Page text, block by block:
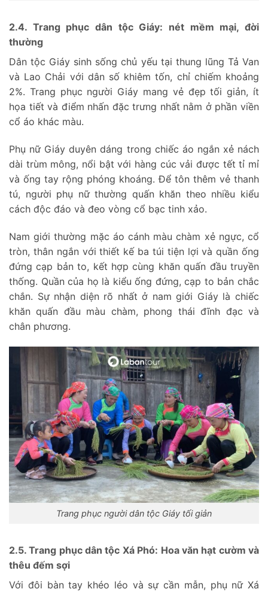
2.4. Trang phục dân tộc Giáy: nét mềm mại, đời
thường
Dân tộc Giáy sinh sống chủ yếu tại thung lũng Tả Van
và Lao Chải với dân số khiêm tốn, chỉ chiếm khoảng
2%. Trang phục người Giáy mang vẻ đẹp tối giản, ít
họa tiết và điểm nhấn đặc trưng nhất nằm ở phần viền
cổ áo khác màu.
Phụ nữ Giáy duyên dáng trong chiếc áo ngắn xẻ nách
dài trùm mông, nổi bật với hàng cúc vải được tết tỉ mỉ
và ống tay rộng phóng khoáng. Để tôn thêm vẻ thanh
tú, người phụ nữ thường quấn khăn theo nhiều kiểu
cách độc đáo và đeo vòng cổ bạc tinh xảo.
Nam giới thường mặc áo cánh màu chàm xẻ ngực, cổ
tròn, thân ngắn với thiết kế ba túi tiện lợi và quần ống
đứng cạp bản to, kết hợp cùng khăn quấn đầu truyền
thống. Quần của họ là kiểu ống đứng, cạp to bản chắc
chắn. Sự nhận diện rõ nhất ở nam giới Giáy là chiếc
khăn quấn đầu màu chàm, phong thái đĩnh đạc và
chân phương.
Trang phục người dân tộc Giáy tối giản
2.5. Trang phục dân tộc Xá Phó: Hoa văn hạt cườm và
thêu đếm sợi
Với đôi bàn tay khéo léo và sự cần mẫn, phụ nữ Xá